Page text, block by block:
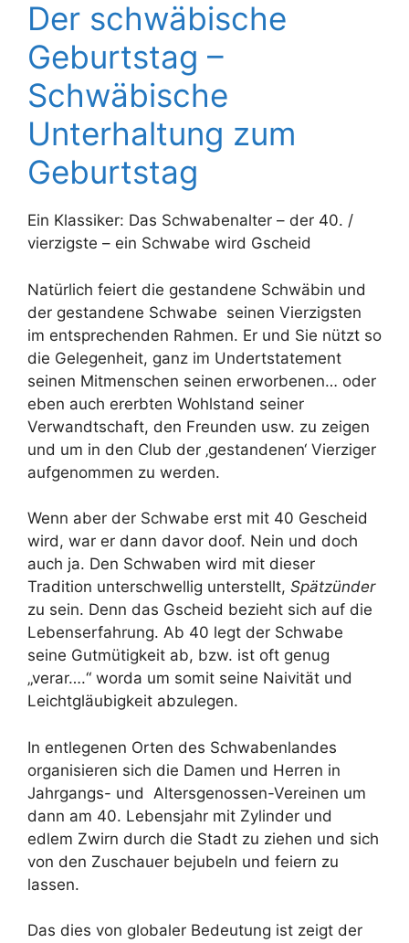
Der schwäbische
Geburtstag –
Schwäbische
Unterhaltung zum
Geburtstag
Ein Klassiker: Das Schwabenalter – der 40. /
vierzigste – ein Schwabe wird Gscheid
Natürlich feiert die gestandene Schwäbin und
der gestandene Schwabe seinen Vierzigsten
im entsprechenden Rahmen. Er und Sie nützt so
die Gelegenheit, ganz im Undertstatement
seinen Mitmenschen seinen erworbenen… oder
eben auch ererbten Wohlstand seiner
Verwandtschaft, den Freunden usw. zu zeigen
und um in den Club der ‚gestandenen‘ Vierziger
aufgenommen zu werden.
Wenn aber der Schwabe erst mit 40 Gescheid
wird, war er dann davor doof. Nein und doch
auch ja. Den Schwaben wird mit dieser
Tradition unterschwellig unterstellt, Spätzünder
zu sein. Denn das Gscheid bezieht sich auf die
Lebenserfahrung. Ab 40 legt der Schwabe
seine Gutmütigkeit ab, bzw. ist oft genug
„verar….“ worda um somit seine Naivität und
Leichtgläubigkeit abzulegen.
In entlegenen Orten des Schwabenlandes
organisieren sich die Damen und Herren in
Jahrgangs- und Altersgenossen-Vereinen um
dann am 40. Lebensjahr mit Zylinder und
edlem Zwirn durch die Stadt zu ziehen und sich
von den Zuschauer bejubeln und feiern zu
lassen.
Das dies von globaler Bedeutung ist zeigt der